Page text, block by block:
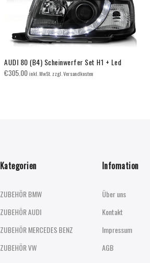
AUDI 80 (B4) Scheinwerfer Set H1 + Led
€305.00inkl. MwSt. zzgl. Versandkosten
Kategorien
ZUBEHÖR BMW
ZUBEHÖR AUDI
ZUBEHÖR MERCEDES BENZ
ZUBEHÖR VW
Infomation
Über uns
Kontakt
Impressum
AGB